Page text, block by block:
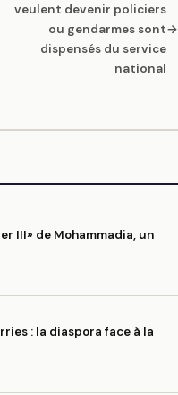
veulent devenir policiers
ou gendarmes sont
dispensés du service
national
→
III» de Mohammadia, un
: la diaspora face à la